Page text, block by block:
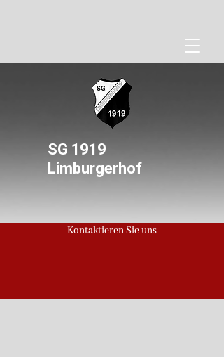
SG 1919
Limburgerhof
Kontaktieren Sie uns